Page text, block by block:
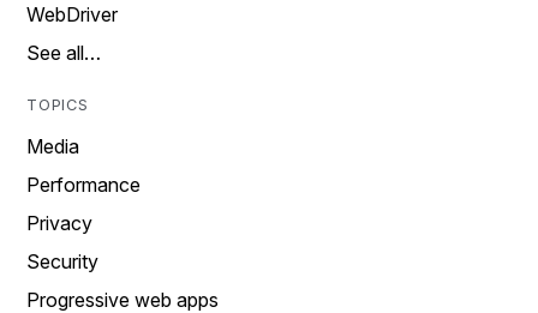
WebDriver
See all…
TOPICS
Media
Performance
Privacy
Security
Progressive web apps